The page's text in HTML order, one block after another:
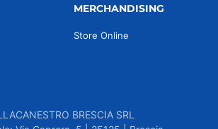
MERCHANDISING
Store Online
BRESCIA SRL